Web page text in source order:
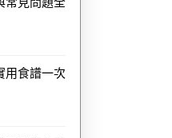
用食譜一次